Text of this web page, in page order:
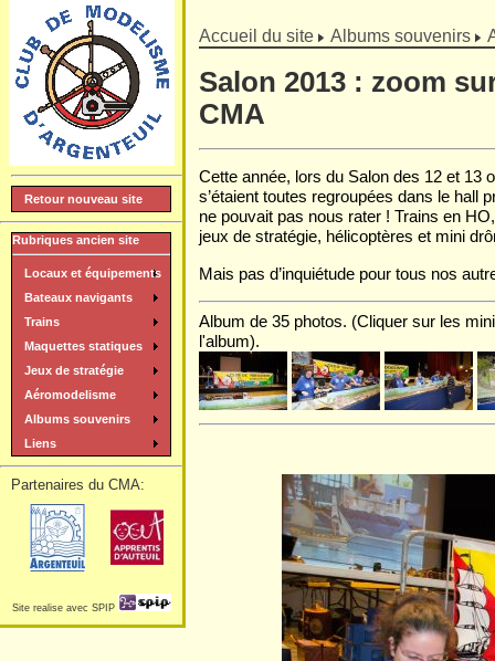
] Accueil du site Albums souvenirs
Salon 2013 : zoom
CMA
Cette année, lors du Salon des 12 et 13
s’étaient toutes regroupées dans le hall
ne pouvait pas nous rater ! Trains en
jeux de stratégie, hélicoptères et mini
Mais pas d’inquiétude pour tous nos
Album de 35 photos. (Cliquer sur les
l'album).
Retour nouveau site
Rubriques ancien site
Locaux et équipements
Bateaux navigants
Trains
Maquettes statiques
Jeux de stratégie
Aéromodelisme
Albums souvenirs
Liens
Partenaires du CMA:
Site realise avec SPIP